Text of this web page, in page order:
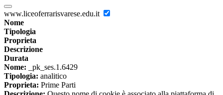
www.liceoferrarisvarese.edu.it
Nome
Tipologia
Proprieta
Descrizione
Durata
Nome: _pk_ses.1.6429
Tipologia: analitico
Proprieta: Prime Parti